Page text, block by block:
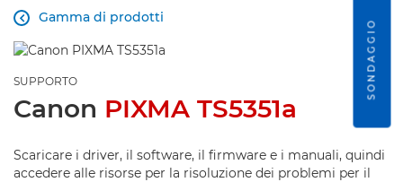
Gamma di prodotti

SUPPORTO
Canon PIXMA TS5351a
Scaricare i driver, il software, il firmware e i manuali, quindi
accedere alle risorse per la risoluzione dei problemi per il
SONDAGGIO